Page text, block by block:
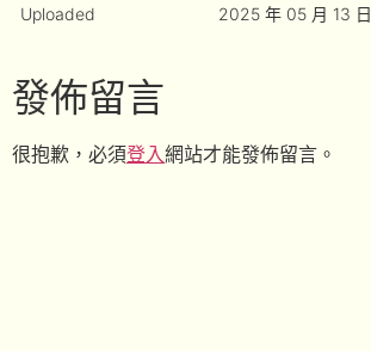
Uploaded 2025 年 05 月 13 日
發佈留言
很抱歉，必須登入網站才能發佈留言。